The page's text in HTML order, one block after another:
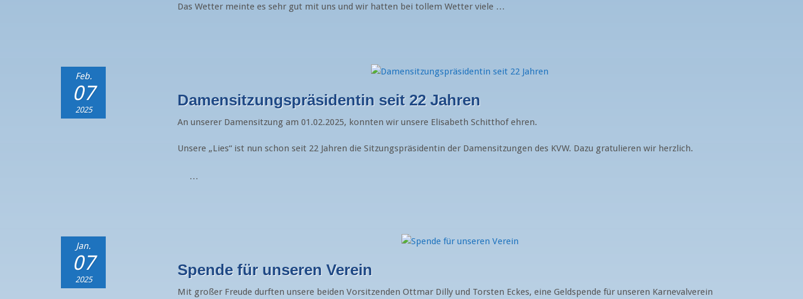
Das Wetter meinte es sehr gut mit uns und wir hatten bei tollem Wetter viele …
Feb.
07
2025
Damensitzungspräsidentin seit 22 Jahren
An unserer Damensitzung am 01.02.2025, konnten wir unsere Elisabeth Schitthof ehren.
Unsere „Lies“ ist nun schon seit 22 Jahren die Sitzungspräsidentin der Damensitzungen des KVW. Dazu gratulieren wir herzlich.
…
Jan.
07
2025
Spende für unseren Verein
Mit großer Freude durften unsere beiden Vorsitzenden Ottmar Dilly und Torsten Eckes, eine Geldspende für unseren Karnevalverein